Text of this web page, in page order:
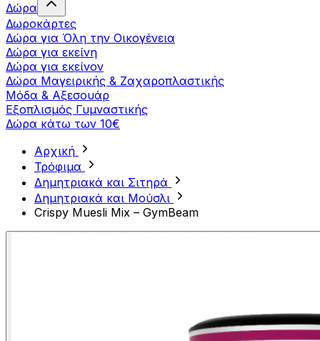
Δώρα
Δωροκάρτες
Δώρα για Όλη την Οικογένεια
Δώρα για εκείνη
Δώρα για εκείνον
Δώρα Μαγειρικής & Ζαχαροπλαστικής
Μόδα & Αξεσουάρ
Εξοπλισμός Γυμναστικής
Δώρα κάτω των 10€
Αρχική
Τρόφιμα
Δημητριακά και Σιτηρά
Δημητριακά και Μούσλι
Crispy Muesli Mix – GymBeam